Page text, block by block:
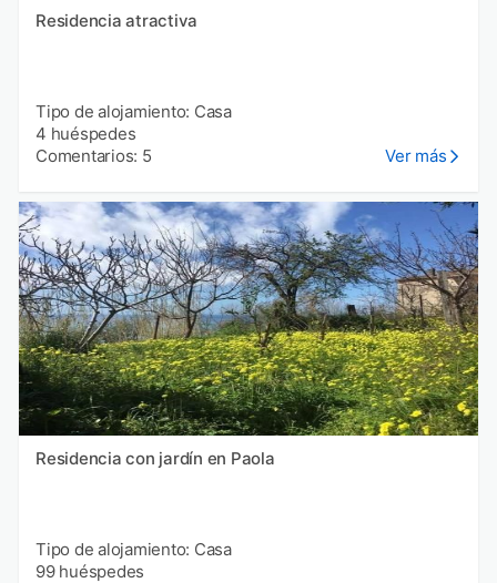
Residencia atractiva
Tipo de alojamiento: Casa
4 huéspedes
Comentarios: 5
Ver más
Residencia con jardín en Paola
Tipo de alojamiento: Casa
99 huéspedes